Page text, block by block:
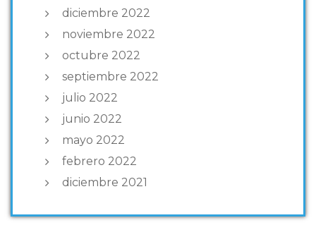
diciembre 2022
noviembre 2022
octubre 2022
septiembre 2022
julio 2022
junio 2022
mayo 2022
febrero 2022
diciembre 2021